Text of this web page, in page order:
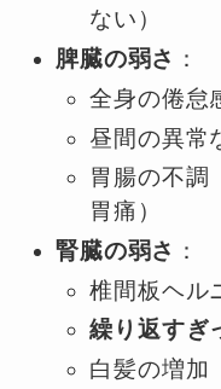
ない）
脾臓の弱さ ：
全身の倦怠
昼間の異常
胃腸の不調
胃痛）
腎臓の弱さ ：
椎間板ヘル
繰り返すぎ
白髪の増加